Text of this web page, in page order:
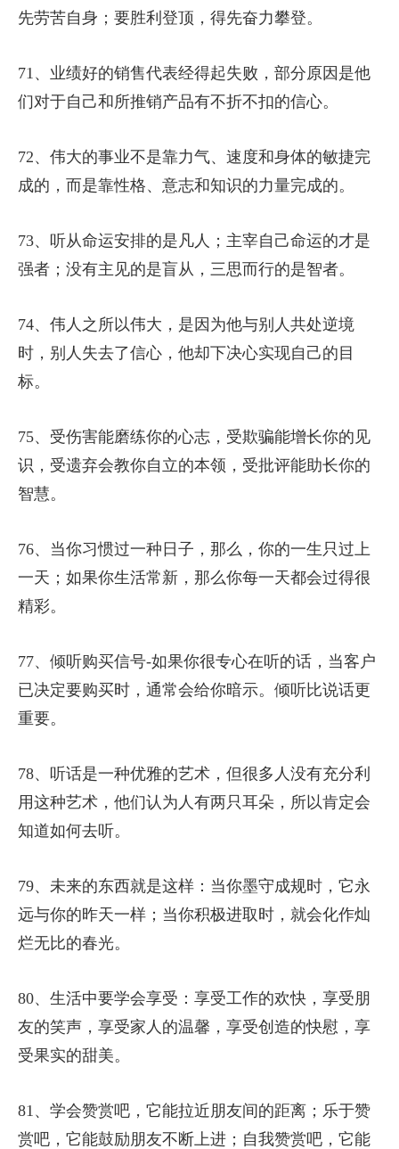
先劳苦自身；要胜利登顶，得先奋力攀登。
71、业绩好的销售代表经得起失败，部分原因是他
们对于自己和所推销产品有不折不扣的信心。
72、伟大的事业不是靠力气、速度和身体的敏捷完
成的，而是靠性格、意志和知识的力量完成的。
73、听从命运安排的是凡人；主宰自己命运的才是
强者；没有主见的是盲从，三思而行的是智者。
74、伟人之所以伟大，是因为他与别人共处逆境
时，别人失去了信心，他却下决心实现自己的目
标。
75、受伤害能磨练你的心志，受欺骗能增长你的见
识，受遗弃会教你自立的本领，受批评能助长你的
智慧。
76、当你习惯过一种日子，那么，你的一生只过上
一天；如果你生活常新，那么你每一天都会过得很
精彩。
77、倾听购买信号-如果你很专心在听的话，当客户
已决定要购买时，通常会给你暗示。倾听比说话更
重要。
78、听话是一种优雅的艺术，但很多人没有充分利
用这种艺术，他们认为人有两只耳朵，所以肯定会
知道如何去听。
79、未来的东西就是这样：当你墨守成规时，它永
远与你的昨天一样；当你积极进取时，就会化作灿
烂无比的春光。
80、生活中要学会享受：享受工作的欢快，享受朋
友的笑声，享受家人的温馨，享受创造的快慰，享
受果实的甜美。
81、学会赞赏吧，它能拉近朋友间的距离；乐于赞
赏吧，它能鼓励朋友不断上进；自我赞赏吧，它能